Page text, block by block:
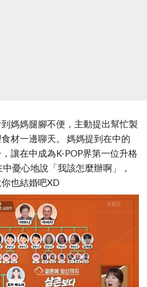
媽媽腿腳不便，主動提出幫忙製
材一邊聊天。 媽媽提到在中的
讓在中成為K-POP界第一位升格
憂心地說「我該怎麼辦啊」，
也結婚吧XD